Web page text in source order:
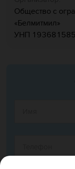
Общество с
«Белмитмил»
УНП 193681585